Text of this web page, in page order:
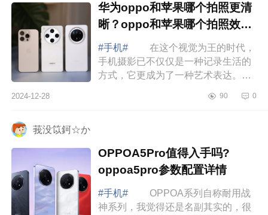
华为oppo和苹果哪个拍照更清
晰？oppo和苹果哪个拍照效果
好
#手机#
在这个视觉为王的时代，
手机摄影已不仅仅是一种记录生活的
方式，它更成为了一种艺术表达。随
能也在不断提升，甚至在某些方面已
2024-12-28 90 0
莪没笖鈳☆か
OPPOA5Pro值得入手吗?
oppoa5pro参数配置详情
#手机#
OPPOA系列自称耐用战
神系列，我觉得还是名副其实的，很